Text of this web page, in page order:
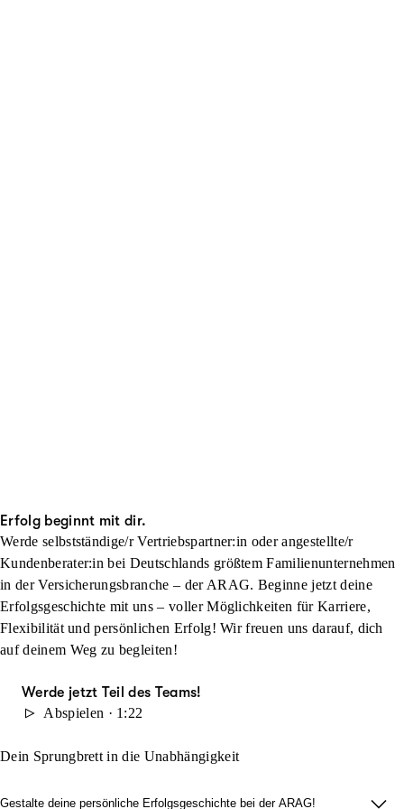
Erfolg beginnt mit dir.
Werde selbstständige/r Vertriebspartner:in oder angestellte/r
Kundenberater:in bei Deutschlands größtem Familienunternehmen
in der Versicherungsbranche – der ARAG. Beginne jetzt deine
Erfolgsgeschichte mit uns – voller Möglichkeiten für Karriere,
Flexibilität und persönlichen Erfolg! Wir freuen uns darauf, dich
auf deinem Weg zu begleiten!
Werde jetzt Teil des Teams!
Abspielen · 1:22
Dein Sprungbrett in die Unabhängigkeit
Gestalte deine persönliche Erfolgsgeschichte bei der ARAG!